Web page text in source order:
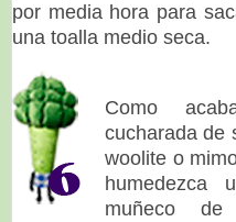
por media hora para
una toalla medio seca.
Como
cucharada de
woolite o
humedezca
muñeco